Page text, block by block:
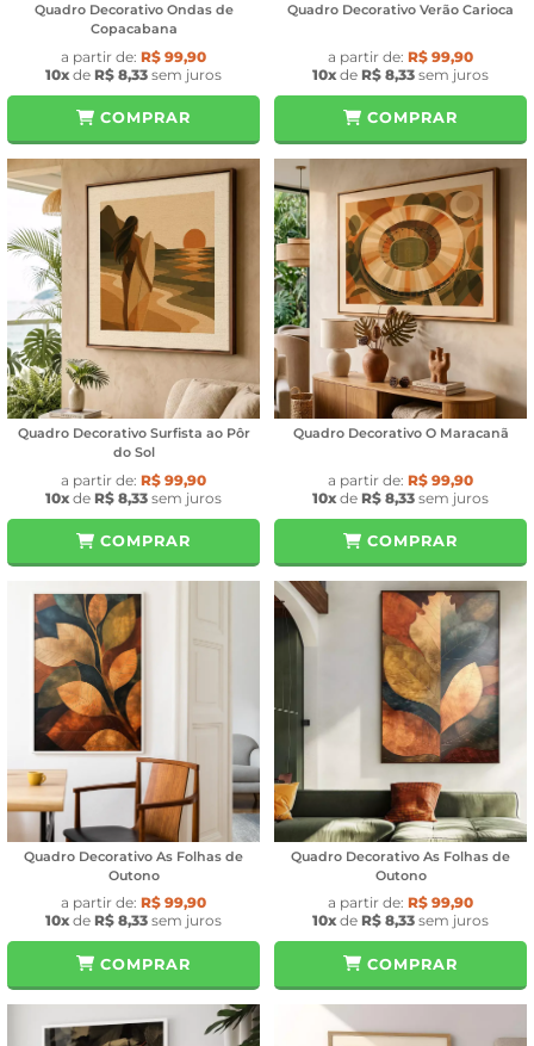
Quadro Decorativo Ondas de
Copacabana
a partir de: R$ 99,90
10x de R$ 8,33 sem juros
COMPRAR
Quadro Decorativo Verão Carioca
a partir de: R$ 99,90
10x de R$ 8,33 sem juros
COMPRAR
Quadro Decorativo Surfista ao Pôr
do Sol
a partir de: R$ 99,90
10x de R$ 8,33 sem juros
COMPRAR
Quadro Decorativo O Maracanã
a partir de: R$ 99,90
10x de R$ 8,33 sem juros
COMPRAR
Quadro Decorativo As Folhas de
Outono
a partir de: R$ 99,90
10x de R$ 8,33 sem juros
COMPRAR
Quadro Decorativo As Folhas de
Outono
a partir de: R$ 99,90
10x de R$ 8,33 sem juros
COMPRAR